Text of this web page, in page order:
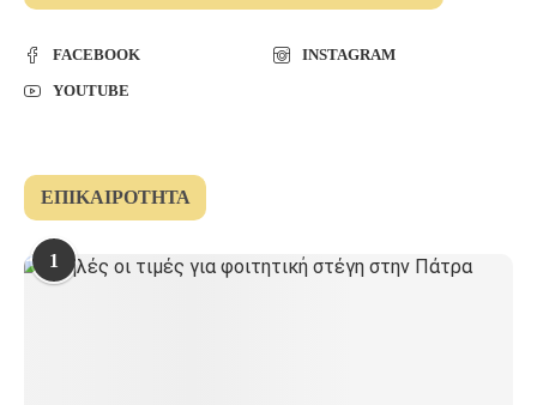
FACEBOOK
INSTAGRAM
YOUTUBE
ΕΠΙΚΑΙΡΌΤΗΤΑ
1